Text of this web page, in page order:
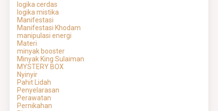
logika cerdas
logika mistika
Manifestasi
Manifestasi Khodam
manipulasi energi
Materi
minyak booster
Minyak King Sulaiman
MYSTERY BOX
Nyinyir
Pahit Lidah
Penyelarasan
Perawatan
Pernikahan